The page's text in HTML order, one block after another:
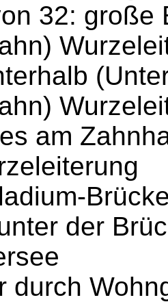
32: große
am
der
durch